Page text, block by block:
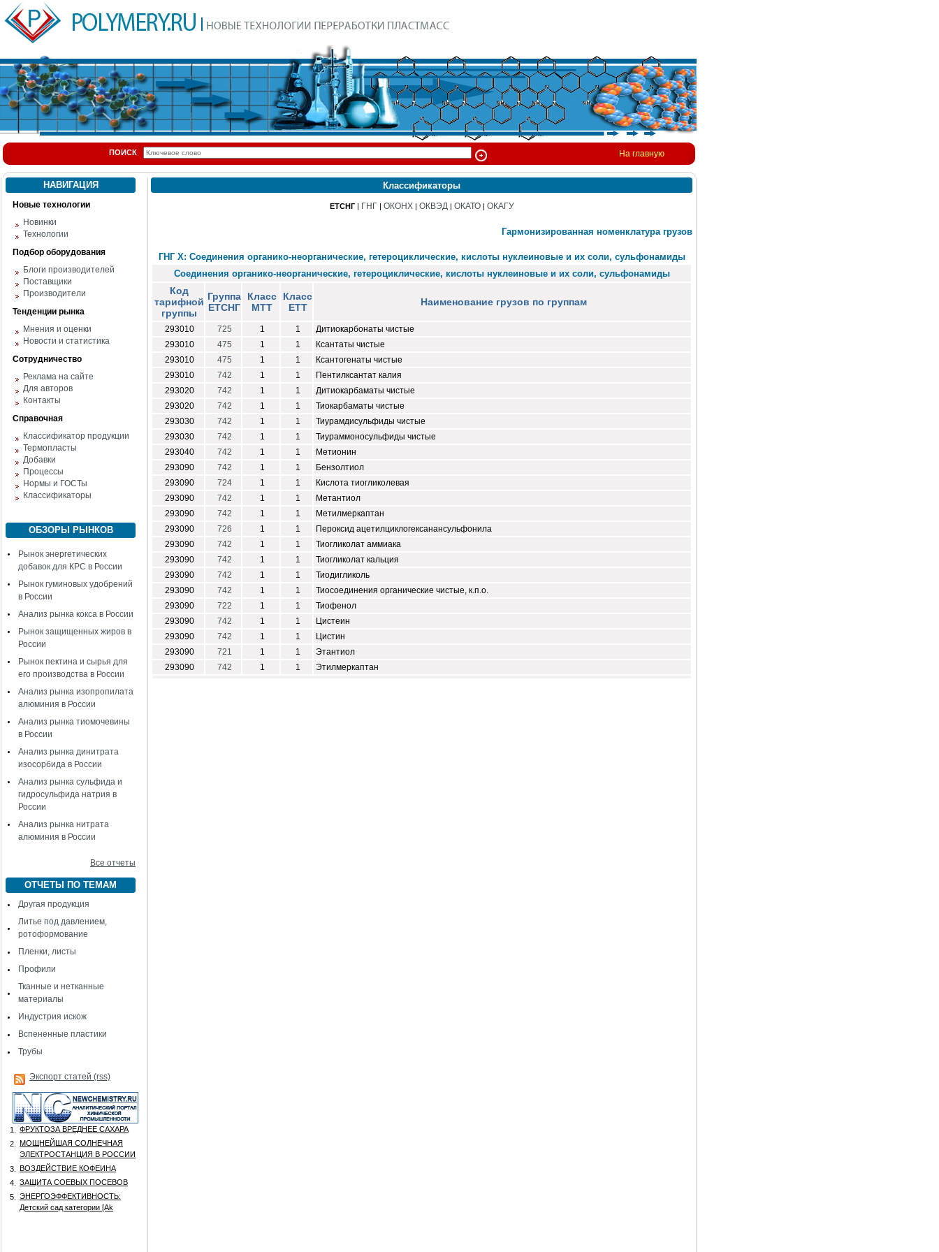
ПОИСК На главную
НАВИГАЦИЯ
Новые технологии
Новинки
Технологии
Подбор оборудования
Блоги производителей
Поставщики
Производители
Тенденции рынка
Мнения и оценки
Новости и статистика
Сотрудничество
Реклама на сайте
Для авторов
Контакты
Справочная
Классификатор продукции
Термопласты
Добавки
Процессы
Нормы и ГОСТы
Классификаторы
ОБЗОРЫ РЫНКОВ
Рынок энергетических
добавок для КРС в России
Рынок гуминовых удобрений
в России
Анализ рынка кокса в России
Рынок защищенных жиров в
России
Рынок пектина и сырья для
его производства в России
Анализ рынка изопропилата
алюминия в России
Анализ рынка тиомочевины
в России
Анализ рынка динитрата
изосорбида в России
Анализ рынка сульфида и
гидросульфида натрия в
России
Анализ рынка нитрата
алюминия в России
Все отчеты
ОТЧЕТЫ ПО ТЕМАМ
Другая продукция
Литье под давлением,
ротоформование
Пленки, листы
Профили
Тканные и нетканные
материалы
Индустрия искож
Вспененные пластики
Трубы
Экспорт статей (rss)
1.
ФРУКТОЗА ВРЕДНЕЕ САХАРА
2.
МОЩНЕЙШАЯ СОЛНЕЧНАЯ
ЭЛЕКТРОСТАНЦИЯ В РОССИИ
3.
ВОЗДЕЙСТВИЕ КОФЕИНА
4.
ЗАЩИТА СОЕВЫХ ПОСЕВОВ
5.
ЭНЕРГОЭФФЕКТИВНОСТЬ:
Детский сад категории [Аk
Классификаторы
ЕТСНГ| ГНГ| ОКОНХ| ОКВЭД | ОКАТО| ОКАГУ
Гармонизированная номенклатура грузов
ГНГ X: Соединения органико-неорганические, гетероциклические, кислоты нуклеиновые и их соли, сульфонамиды
Соединения органико-неорганические, гетероциклические, кислоты нуклеиновые и их соли, сульфонамиды
Код
тарифной
группы
Группа
ЕТСНГ
Класс
МТТ
Класс
ЕТТ
Наименование грузов по группам
293010 725 1 1
Дитиокарбонаты чистые
293010
475 1 1
Ксантаты чистые
293010
475 1 1
Ксантогенаты чистые
293010
742 1 1
Пентилксантат калия
293020
742 1 1
Дитиокарбаматы чистые
293020
742 1 1
Тиокарбаматы чистые
293030
742 1 1
Тиурамдисульфиды чистые
293030
742 1 1
Тиураммоносульфиды чистые
293040
742 1 1
Метионин
293090
742 1 1
Бензолтиол
293090
724 1 1
Кислота тиогликолевая
293090
742 1 1
Метантиол
293090
742 1 1
Метилмеркаптан
293090
726 1 1
Пероксид ацетилциклогексанансульфонила
293090
742 1 1
Тиогликолат аммиака
293090
742 1 1
Тиогликолат кальция
293090
742 1 1
Тиодигликоль
293090
742 1 1
Тиосоединения органические чистые, к.п.о.
293090
722 1 1
Тиофенол
293090
742 1 1
Цистеин
293090
742 1 1
Цистин
293090
721 1 1
Этантиол
293090
742 1 1 Этилмеркаптан